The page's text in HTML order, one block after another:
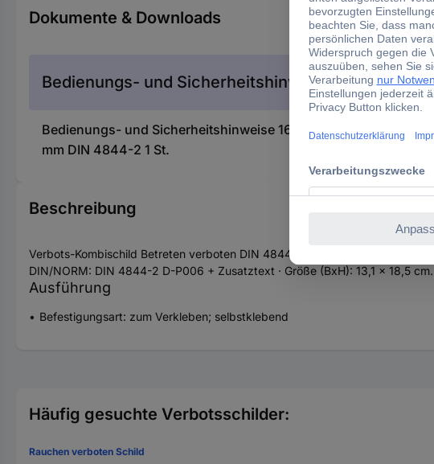
Dokumente & Downloads
Bedienungs- und Sicherheitshinweise
Bedienungs- und Sicherheitshinweise 1614447 Verbotsschild
mm DIN 4844-2 1 St.
Beschreibung
Verbots-Kombischild Betreten verboten DIN 4844-2 D-P006 + Zusatztext
DIN/NORM: DIN 4844-2 D-P006 + Zusatztext · Größe (BxH): 13,1 x 18,5 cm.
Ausführung
Befestigungsart: zum Verkleben; selbstklebend
Häufig gesuchte Verbotsschilder:
Rauchen verboten Schild